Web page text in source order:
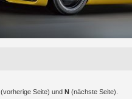
(vorherige Seite) und N (nächste Seite).